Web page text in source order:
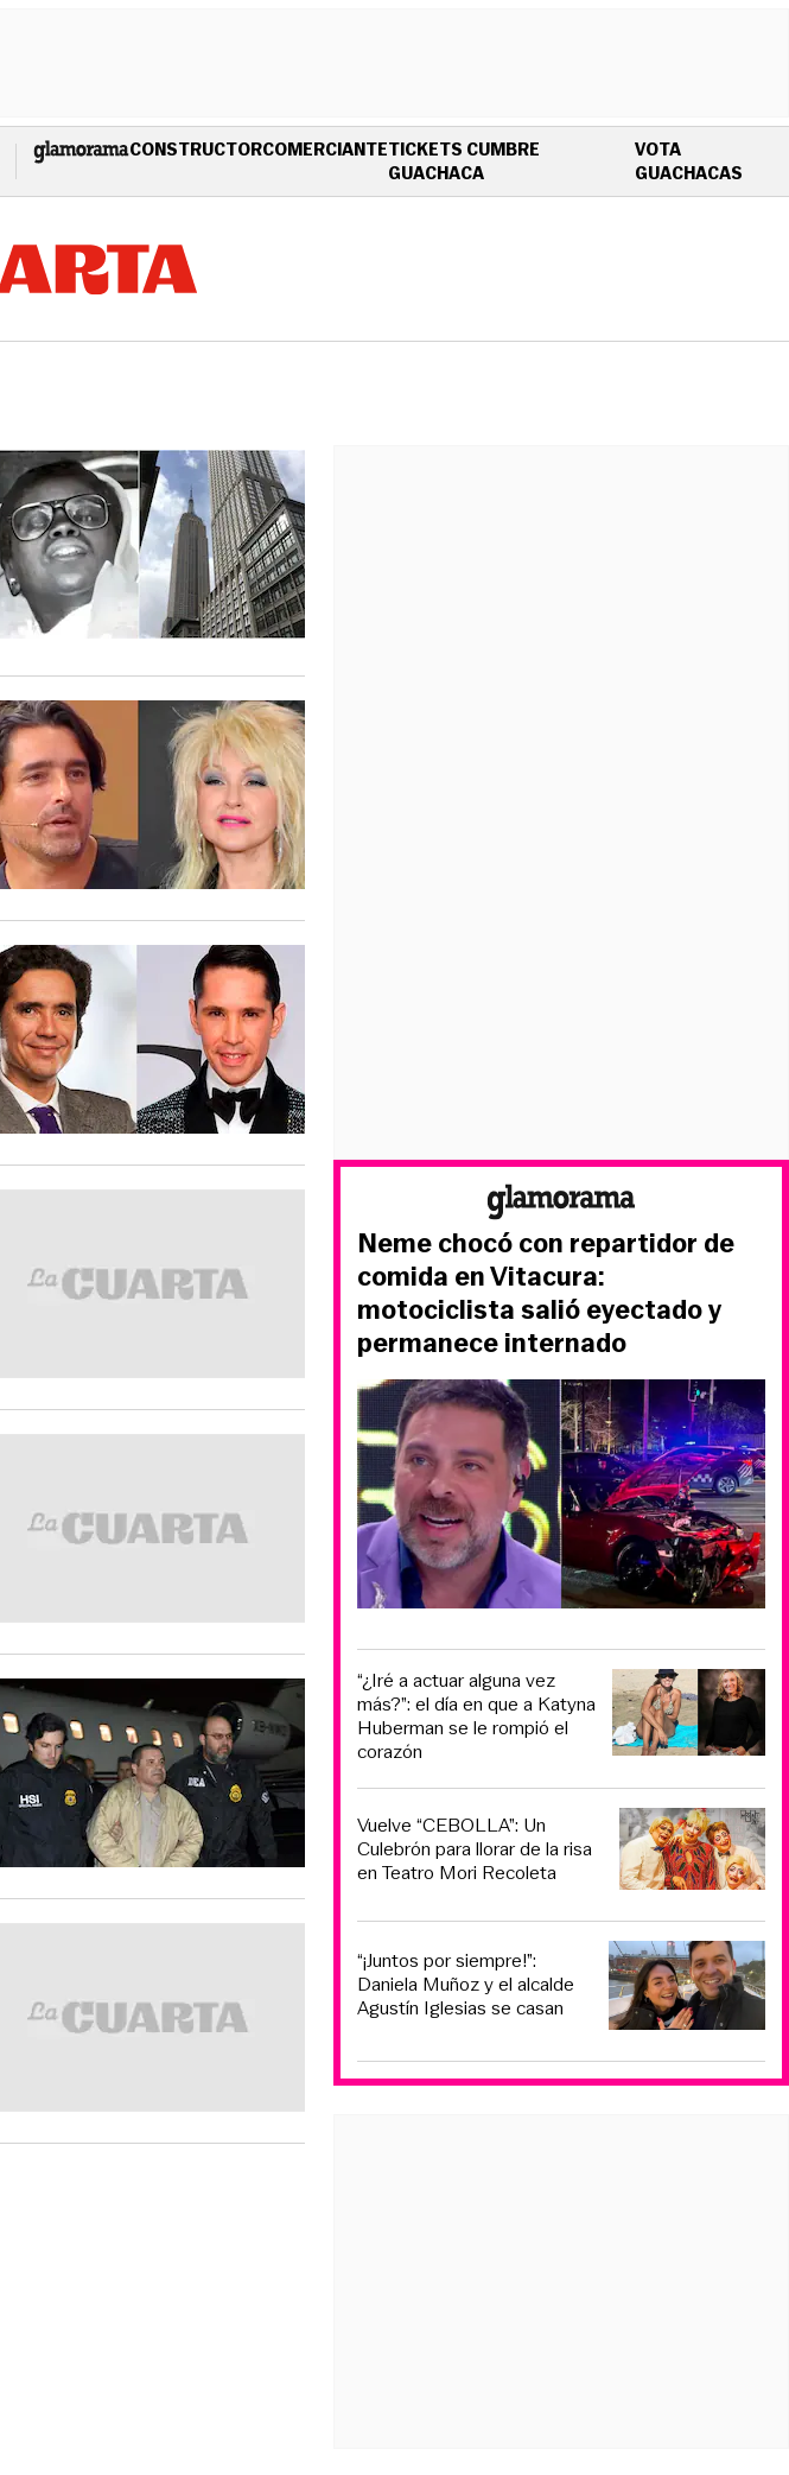
CONSTRUCTORCOMERCIANTETICKETS CUMBRE
GUACHACAOPENS IN NEW WINDOW
VOTA
GUACHACAS
Neme chocó con repartidor de
comida en Vitacura:
motociclista salió eyectado y
permanece internado
“¿Iré a actuar alguna vez
más?”: el día en que a Katyna
Huberman se le rompió el
corazón
Vuelve “CEBOLLA”: Un
Culebrón para llorar de la risa
en Teatro Mori Recoleta
“¡Juntos por siempre!”:
Daniela Muñoz y el alcalde
Agustín Iglesias se casan